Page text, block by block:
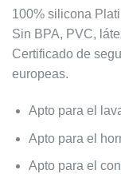
100% silicona
Sin BPA, PVC,
Certificado de
europeas.
Apto para el
Apto para el
Apto para el